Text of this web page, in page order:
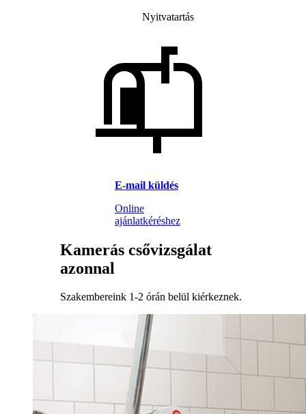
Nyitvatartás
E-mail küldés
Online
ajánlatkéréshez
Kamerás csővizsgálat
azonnal
Szakembereink 1-2 órán belül kiérkeznek.